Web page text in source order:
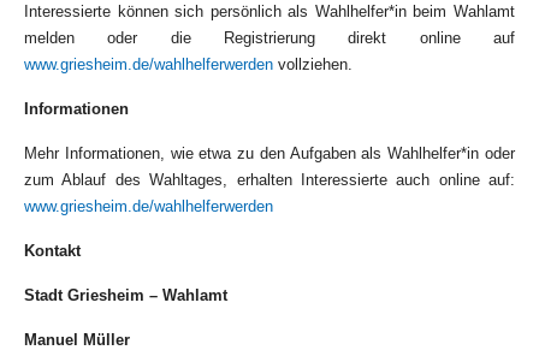
Interessierte können sich persönlich als Wahlhelfer*in beim Wahlamt
melden oder die Registrierung direkt online auf
www.griesheim.de/wahlhelferwerden vollziehen.
Informationen
Mehr Informationen, wie etwa zu den Aufgaben als Wahlhelfer*in oder
zum Ablauf des Wahltages, erhalten Interessierte auch online auf:
www.griesheim.de/wahlhelferwerden
Kontakt
Stadt Griesheim – Wahlamt
Manuel Müller